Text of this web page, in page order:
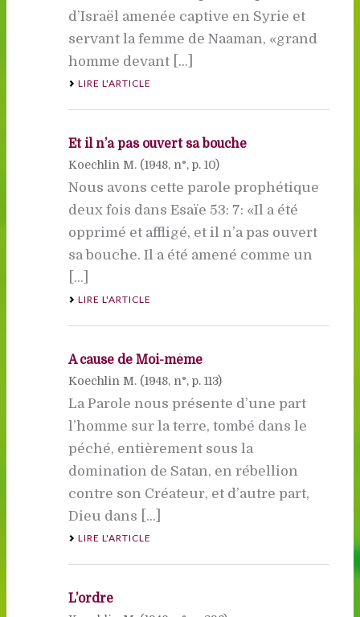
d’Israël amenée captive en Syrie et
servant la femme de Naaman, «grand
homme devant [...]
LIRE L'ARTICLE
Et il n’a pas ouvert sa bouche
Koechlin M. (1948, n°, p. 10)
Nous avons cette parole prophétique
deux fois dans Esaïe 53: 7: «Il a été
opprimé et affligé, et il n’a pas ouvert
sa bouche. Il a été amené comme un
[...]
LIRE L'ARTICLE
A cause de Moi-même
Koechlin M. (1948, n°, p. 113)
La Parole nous présente d’une part
l’homme sur la terre, tombé dans le
péché, entièrement sous la
domination de Satan, en rébellion
contre son Créateur, et d’autre part,
Dieu dans [...]
LIRE L'ARTICLE
L’ordre